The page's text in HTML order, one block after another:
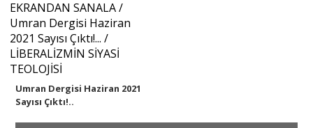
Umran Dergisi Haziran 2021
Sayısı Çıktı!..